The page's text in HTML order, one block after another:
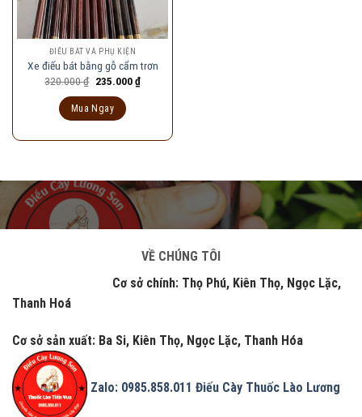
ĐIẾU BÁT VÀ PHỤ KIỆN
Xe điếu bát bằng gỗ cẩm trơn
320.000₫ Giá
320.000 ₫.
235.000₫Giá
hiện
Mua Ngay
VỀ CHÚNG TÔI
Cơ sở chính: Thọ Phú, Kiên Thọ, Ngọc Lặc,
Thanh Hoá
Cơ sở sản xuất: Ba Si, Kiên Thọ, Ngọc Lặc, Thanh Hóa
Zalo: 0985.858.011 Điếu Cày Thuốc Lào Lương